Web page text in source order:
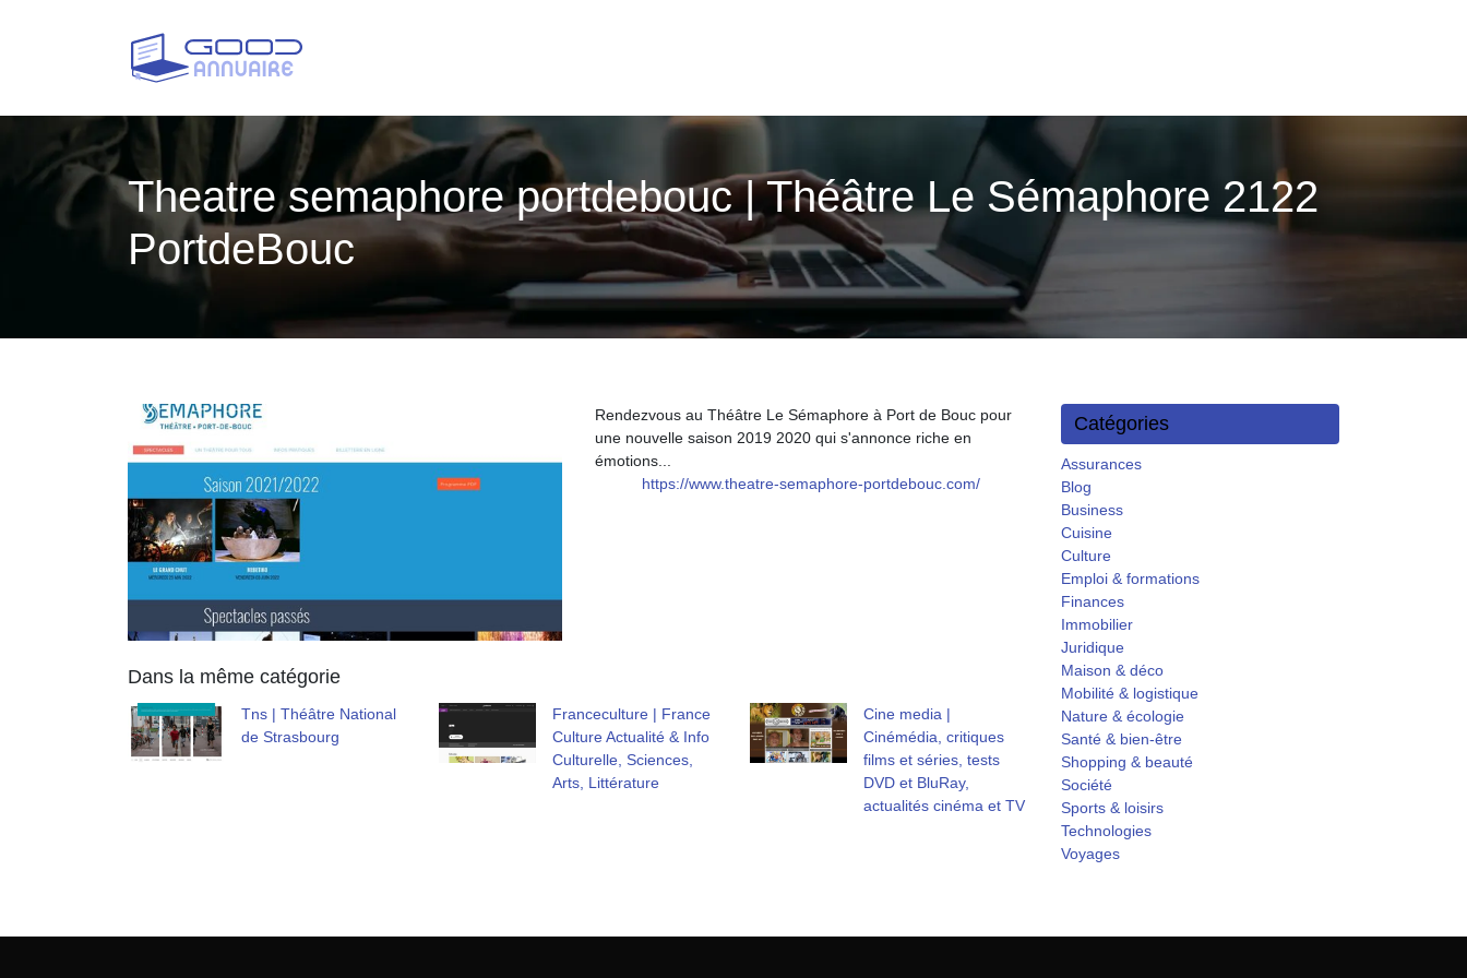
Theatre semaphore portdebouc | Théâtre Le Sémaphore 2122
PortdeBouc
Rendezvous au Théâtre Le Sémaphore à Port de Bouc pour
une nouvelle saison 2019 2020 qui s'annonce riche en
émotions...
https://www.theatre-semaphore-portdebouc.com/
Dans la même catégorie
Tns | Théâtre National
de Strasbourg
Fran­cecul­tu­re | France
Culture Actualité & Info
Culturelle, Sciences,
Arts, Littérature
Cine media |
Cinémédia, critiques
films et séries, tests
DVD et BluRay,
actualités cinéma et TV
Catégories
Assurances
Blog
Business
Cuisine
Culture
Emploi & formations
Finances
Immobilier
Juridique
Maison & déco
Mobilité & logistique
Nature & écologie
Santé & bien-être
Shopping & beauté
Société
Sports & loisirs
Technologies
Voyages